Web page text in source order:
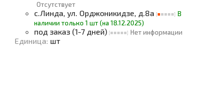
Отсутствует
с.Линда, ул. Орджоникидзе, д.8а
В
наличии только 1 шт (на 18.12.2025)
под заказ (1-7 дней) Нет информации
Единица: шт